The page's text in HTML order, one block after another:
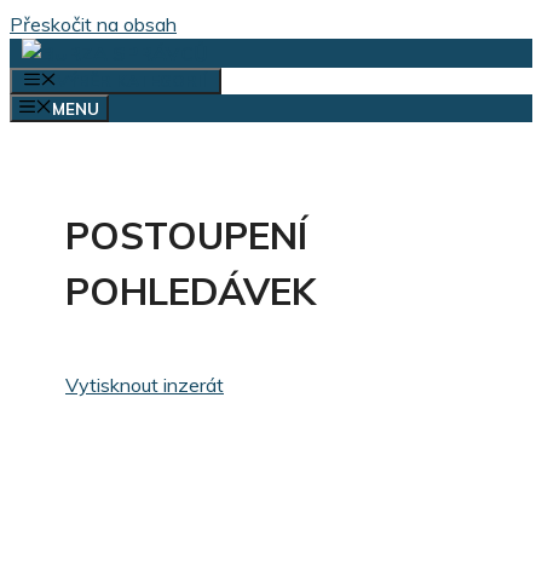
Přeskočit na obsah
MENU
POSTOUPENÍ
POHLEDÁVEK
Vytisknout inzerát